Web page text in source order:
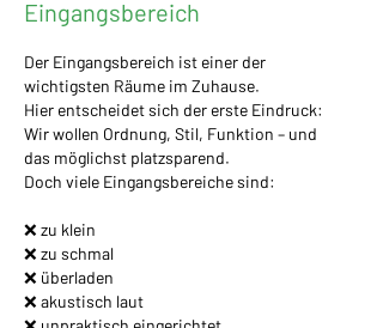
Eingangsbereich
Der Eingangsbereich ist einer der
wichtigsten Räume im Zuhause.
Hier entscheidet sich der erste Eindruck:
Wir wollen Ordnung, Stil, Funktion – und
das möglichst platzsparend.
Doch viele Eingangsbereiche sind:
❌ zu klein
❌ zu schmal
❌ überladen
❌ akustisch laut